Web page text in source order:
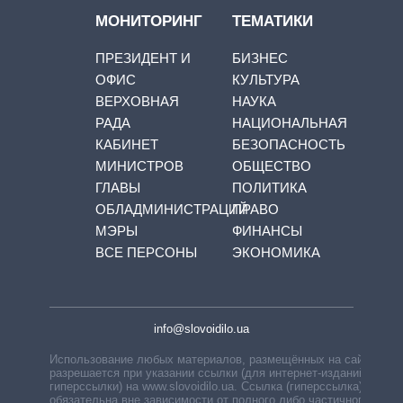
МОНИТОРИНГ
ПРЕЗИДЕНТ И
ОФИС
ВЕРХОВНАЯ
РАДА
КАБИНЕТ
МИНИСТРОВ
ГЛАВЫ
ОБЛАДМИНИСТРАЦИЙ
МЭРЫ
ВСЕ ПЕРСОНЫ
ТЕМАТИКИ
БИЗНЕС
КУЛЬТУРА
НАУКА
НАЦИОНАЛЬНАЯ
БЕЗОПАСНОСТЬ
ОБЩЕСТВО
ПОЛИТИКА
ПРАВО
ФИНАНСЫ
ЭКОНОМИКА
info@slovoidilo.ua
Использование любых материалов, размещённых на сайте,
разрешается при указании ссылки (для интернет-изданий —
гиперссылки) на www.slovoidilo.ua. Ссылка (гиперссылка)
обязательна вне зависимости от полного либо частичного